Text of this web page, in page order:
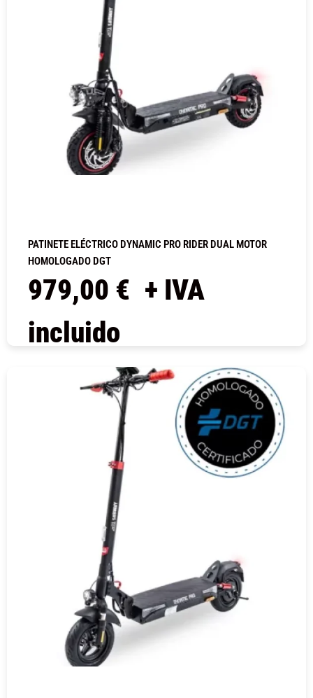
PATINETE ELÉCTRICO DYNAMIC PRO RIDER DUAL MOTOR
HOMOLOGADO DGT
979,00 € + IVA
incluido
COMPRAR